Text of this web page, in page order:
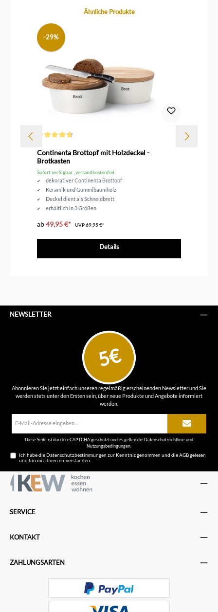
Produktgalerie überspringenÄhnliche Produkte
-29%
Continenta Brottopf mit Holzdeckel -
Brotkasten
Sofort verfügbar , versandkostenfrei
dekorativer Continenta Brottopf
Keramik und Gummibaumholz
Deckel dient als Schneidbrett
erhältlich in 3 Größen
ab49,95 €* UVP69,95 €*
Details
NEWSLETTER
5€
Abonnieren Sie jetzt einfach unseren regelmäßig erscheinenden Newsletter und Sie
werden stets unter den Ersten sein, über neue Produkte und Angebote informiert
werden.
Diese Seite ist durch reCAPTCHA geschützt und es gelten die Datenschutzrichtlinieund
Nutzungsbedingungen.
Ich habe dieDatenschutzbestimmungen zur Kenntnis genommen und dieAGBgelesen
und bin mit ihnen einverstanden.
SERVICE
KONTAKT
ZAHLUNGSARTEN